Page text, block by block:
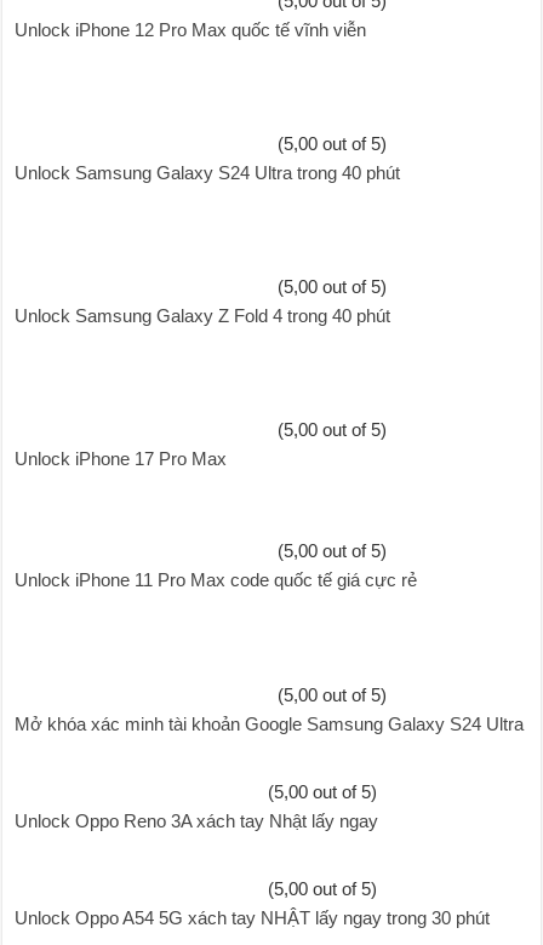
Unlock iPhone 12 Pro Max quốc tế vĩnh viễn
(5,00 out of 5)
Unlock Samsung Galaxy S24 Ultra trong 40 phút
(5,00 out of 5)
Unlock Samsung Galaxy Z Fold 4 trong 40 phút
(5,00 out of 5)
Unlock iPhone 17 Pro Max
(5,00 out of 5)
Unlock iPhone 11 Pro Max code quốc tế giá cực rẻ
(5,00 out of 5)
Mở khóa xác minh tài khoản Google Samsung Galaxy S24 Ultra
(5,00 out of 5)
Unlock Oppo Reno 3A xách tay Nhật lấy ngay
(5,00 out of 5)
Unlock Oppo A54 5G xách tay NHẬT lấy ngay trong 30 phút